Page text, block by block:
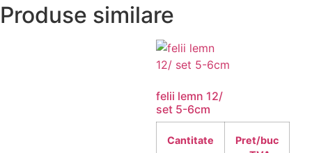
Produse similare
felii lemn 12/
set 5-6cm
Cantitate
Pret/buc